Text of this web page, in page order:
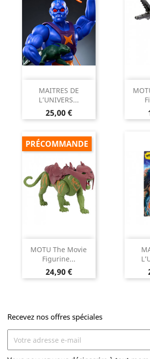
MAITRES DE
L’UNIVERS...
Prix
25,00 €
MOTU The Movie
Figurine...
Prix
24,90 €
PRÉCOMMANDE
Recevez nos offres spéciales